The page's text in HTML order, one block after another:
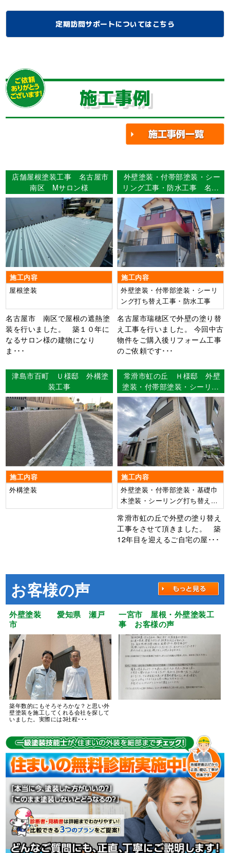
定期訪問サポートについてはこちら
施工事例
店舗屋根塗装工事 名古屋市
南区 Mサロン様
施工内容
屋根塗装
名古屋市 南区で屋根の遮熱塗
装を行いました。 築１０年に
なるサロン様の建物になり
ま･･･
外壁塗装・付帯部塗装・シー
リング工事・防水工事 名古
屋市瑞穂区 Ｓ様邸
施工内容
外壁塗装・付帯部塗装・シーリ
ング打ち替え工事・防水工事
名古屋市瑞穂区で外壁の塗り替
え工事を行いました。 今回中古
物件をご購入後リフォーム工事
のご依頼です･･･
津島市百町 Ｕ様邸 外構塗
装工事
施工内容
外構塗装
常滑市虹の丘 Ｈ様邸 外壁
塗装・付帯部塗装・シーリン
グ工事・FRP防水工事
施工内容
外壁塗装・付帯部塗装・基礎巾
木塗装・シーリング打ち替え・
FRP防水工事
常滑市虹の丘で外壁の塗り替え
工事をさせて頂きました。 築
12年目を迎えるご自宅の屋･･･
お客様の声
外壁塗装 愛知県 瀬戸
市
築年数的にもそろそろかな？と思い外
壁塗装を施工してくれる会社を探して
いました。実際には3社程･･･
一宮市 屋根・外壁塗装工
事 お客様の声